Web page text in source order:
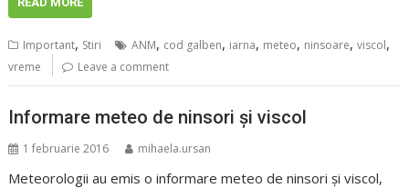
Important, Stiri ANM, cod galben, iarna, meteo, ninsoare,viscol,
vreme Leave a comment
Informare meteo de ninsori şi viscol
1 februarie 2016 mihaela.ursan
Meteorologii au emis o informare meteo de ninsori şi viscol,